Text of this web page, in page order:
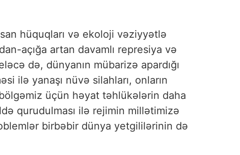
hüquqları və ekoloji vəziyyətlə
açığa artan davamlı represiya və
də, dünyanın mübarizə apardığı
ilə yanaşı nüvə silahları, onların
üçün həyat təhlükələrin daha
qurudulması ilə rejimin millətimizə
birbəbir dünya yetgililərinin də